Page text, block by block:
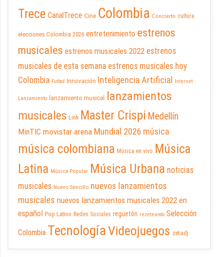
Trece CanalTrece Cine Colombia Concierto cultura
elecciones Colombia 2026 entretenimiento estrenos
musicales estrenos musicales 2022 estrenos
musicales de esta semana estrenos musicales hoy
Colombia Futbol Innovación Inteligencia Artificial Internet
Lanzamiento lanzamiento musical
lanzamientos
musicales Link Master Crispi Medellín
MinTIC movistar arena Mundial 2026 música
música colombiana Música en vivo Música
Latina Música Popular Música Urbana noticias
musicales Nuevo Sencillo nuevos lanzamientos
musicales nuevos lanzamientos musicales 2022 en
español Pop Latino Redes Sociales reguetón rezeteando Selección
Colombia TecnologíaVideojuegos zetadj